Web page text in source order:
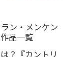
ン・メンケン
品一覧
？『カントリ